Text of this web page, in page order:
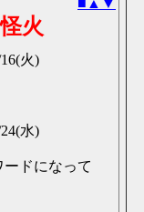
火
16(火)
24(水)
ドになって